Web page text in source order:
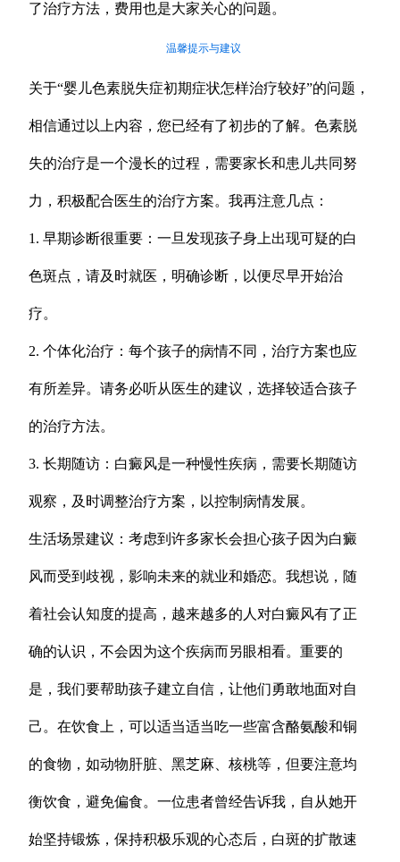
了治疗方法，费用也是大家关心的问题。
温馨提示与建议
关于“婴儿色素脱失症初期症状怎样治疗较好”的问题，
相信通过以上内容，您已经有了初步的了解。色素脱
失的治疗是一个漫长的过程，需要家长和患儿共同努
力，积极配合医生的治疗方案。我再注意几点：
1. 早期诊断很重要：一旦发现孩子身上出现可疑的白
色斑点，请及时就医，明确诊断，以便尽早开始治
疗。
2. 个体化治疗：每个孩子的病情不同，治疗方案也应
有所差异。请务必听从医生的建议，选择较适合孩子
的治疗方法。
3. 长期随访：白癜风是一种慢性疾病，需要长期随访
观察，及时调整治疗方案，以控制病情发展。
生活场景建议：考虑到许多家长会担心孩子因为白癜
风而受到歧视，影响未来的就业和婚恋。我想说，随
着社会认知度的提高，越来越多的人对白癜风有了正
确的认识，不会因为这个疾病而另眼相看。重要的
是，我们要帮助孩子建立自信，让他们勇敢地面对自
己。在饮食上，可以适当适当吃一些富含酪氨酸和铜
的食物，如动物肝脏、黑芝麻、核桃等，但要注意均
衡饮食，避免偏食。一位患者曾经告诉我，自从她开
始坚持锻炼，保持积极乐观的心态后，白斑的扩散速